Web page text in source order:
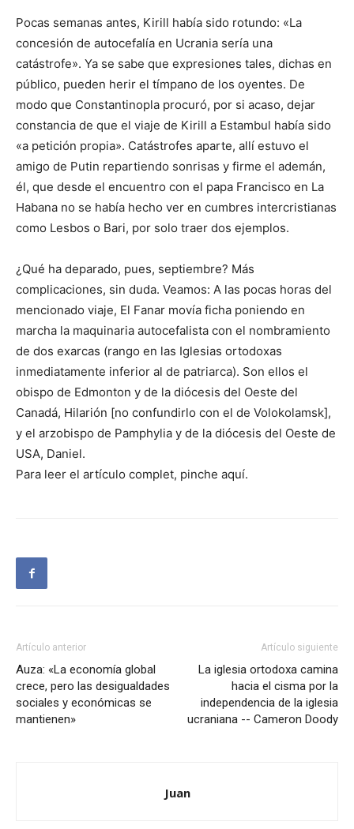
Pocas semanas antes, Kirill había sido rotundo: «La
concesión de autocefalía en Ucrania sería una
catástrofe». Ya se sabe que expresiones tales, dichas en
público, pueden herir el tímpano de los oyentes. De
modo que Constantinopla procuró, por si acaso, dejar
constancia de que el viaje de Kirill a Estambul había sido
«a petición propia». Catástrofes aparte, allí estuvo el
amigo de Putin repartiendo sonrisas y firme el ademán,
él, que desde el encuentro con el papa Francisco en La
Habana no se había hecho ver en cumbres intercristianas
como Lesbos o Bari, por solo traer dos ejemplos.
¿Qué ha deparado, pues, septiembre? Más
complicaciones, sin duda. Veamos: A las pocas horas del
mencionado viaje, El Fanar movía ficha poniendo en
marcha la maquinaria autocefalista con el nombramiento
de dos exarcas (rango en las Iglesias ortodoxas
inmediatamente inferior al de patriarca). Son ellos el
obispo de Edmonton y de la diócesis del Oeste del
Canadá, Hilarión [no confundirlo con el de Volokolamsk],
y el arzobispo de Pamphylia y de la diócesis del Oeste de
USA, Daniel.
Para leer el artículo complet, pinche aquí.
Artículo anterior
Auza: «La economía global
crece, pero las desigualdades
sociales y económicas se
mantienen»
Artículo siguiente
La iglesia ortodoxa camina
hacia el cisma por la
independencia de la iglesia
ucraniana -- Cameron Doody
Juan